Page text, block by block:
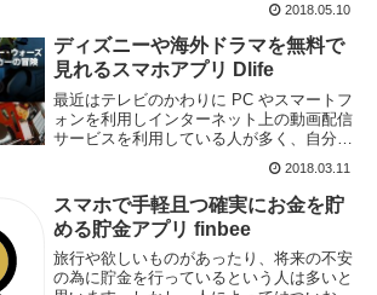
Spotify のようなストリーミングサービス
を利用する人もいるだろう。今回紹介する
AW...
2018.05.10
ディズニーや海外ドラマを無料で
見れるスマホアプリ Dlife
最近はテレビのかわりに PC やスマートフ
ォンを利用しインターネット上の動画配信
サービスを利用している人が多く、自分も
メなどを見る事があります。他のサービス
ですと Netflix や Hulu, Abe...
2018.03.11
スマホで手軽且つ確実にお金を貯
める貯金アプリ finbee
旅行や欲しいものがあったり、将来の不安
の為に貯金を行っているという人は多いと